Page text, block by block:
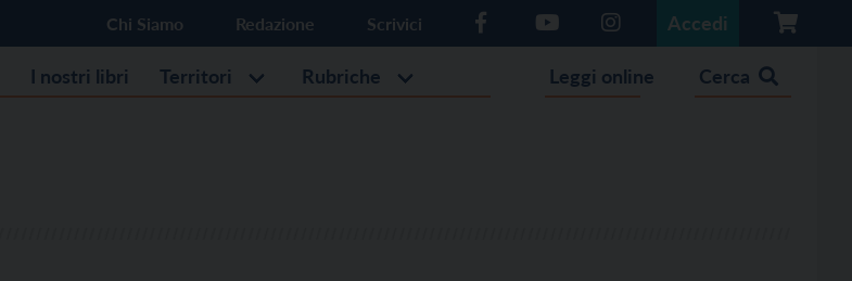
Chi Siamo Redazione Scrivici Accedi
I nostri libri Territori Rubriche Leggi online Cerca